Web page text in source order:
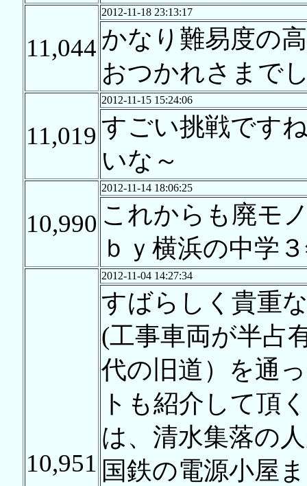
11,044
2012-11-18 23:13:17
かなり難易度の
おつかれさまで
11,019
2012-11-15 15:24:06
すごい挑戦です
いな～
10,990
2012-11-14 18:06:25
これからも廃モ
ｂｙ横浜の中学
10,951
2012-11-04 14:27:34
すばらしく貴重
(工事車両が半占
代の旧道）を通
トも紹介して頂
は、清水集落の
国鉄の電源小屋